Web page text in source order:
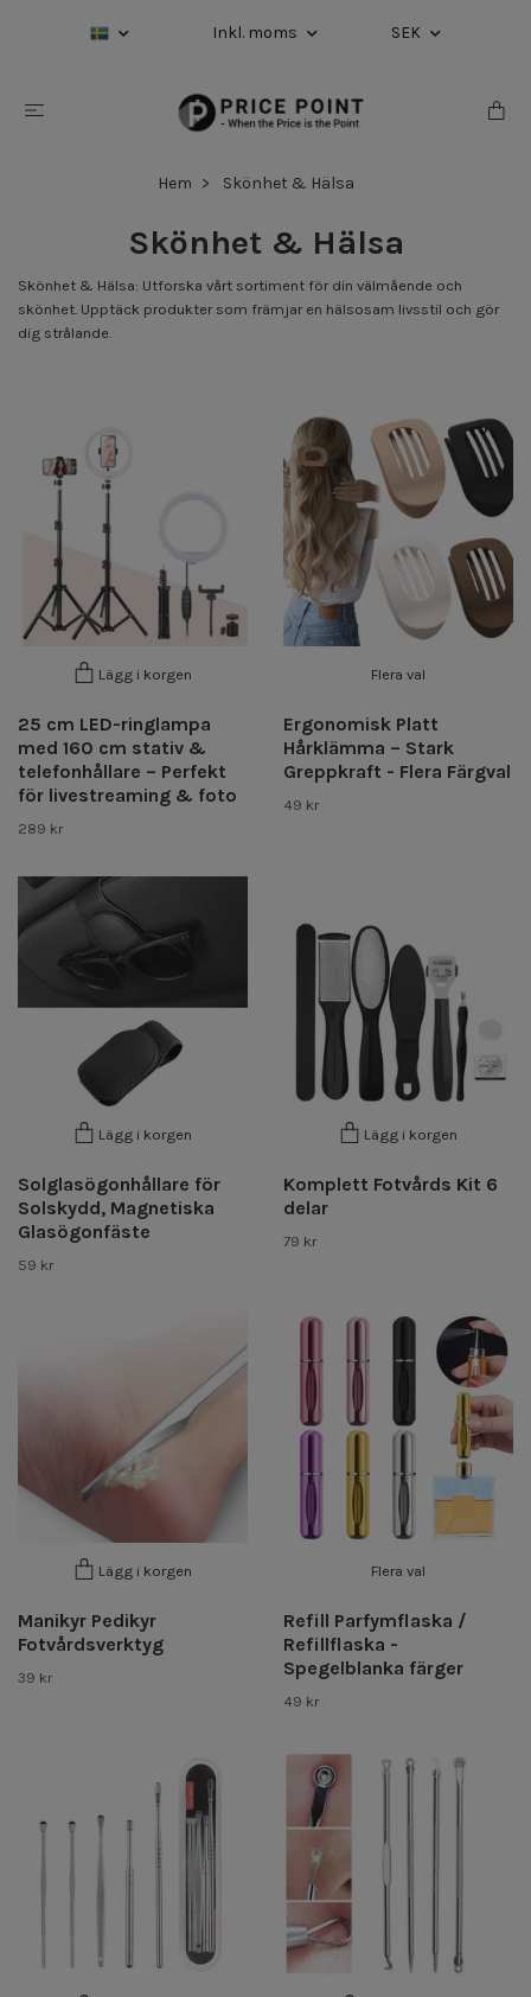
Inkl. moms SEK
Hem Skönhet & Hälsa
Skönhet & Hälsa
Skönhet & Hälsa: Utforska vårt sortiment för din välmående och
skönhet. Upptäck produkter som främjar en hälsosam livsstil och gör
dig strålande.
Lägg i korgen
25 cm LED-ringlampa
med 160 cm stativ &
telefonhållare – Perfekt
för livestreaming & foto
289 kr
Flera val
Ergonomisk Platt
Hårklämma – Stark
Greppkraft - Flera Färgval
49 kr
Lägg i korgen
Solglasögonhållare för
Solskydd, Magnetiska
Glasögonfäste
59 kr
Lägg i korgen
Komplett Fotvårds Kit 6
delar
79 kr
Lägg i korgen
Manikyr Pedikyr
Fotvårdsverktyg
39 kr
Flera val
Refill Parfymflaska /
Refillflaska -
Spegelblanka färger
49 kr